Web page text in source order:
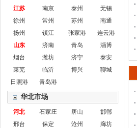
江苏
南京 泰州
无锡
徐州
常州 苏州
南通
扬州
镇江 张家港
连云港
山东
济南 青岛
淄博
烟台
潍坊 济宁
泰安
莱芜
临沂 博兴
聊城
日照港
青岛港
华北市场
河北 石家庄 唐山
邯郸
邢台
保定 沧州
廊坊